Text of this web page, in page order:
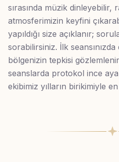
sırasında müzik dinleyebilir,
atmosferimizin keyfini
yapıldığı size açıklanır;
sorabilirsiniz. İlk
bölgenizin tepkisi
seanslarda protokol ince
ekibimiz yılların birikimiyle